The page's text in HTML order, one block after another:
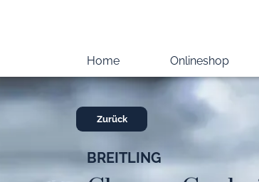
Home Onlineshop
Zurück
BREITLING